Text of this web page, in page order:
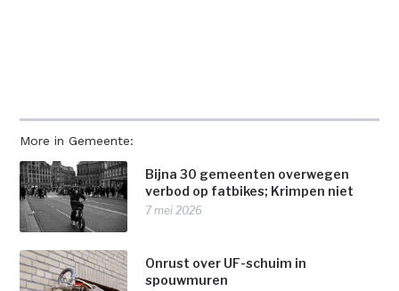
More in Gemeente:
Bijna 30 gemeenten overwegen
verbod op fatbikes; Krimpen niet
7 mei 2026
Onrust over UF-schuim in
spouwmuren